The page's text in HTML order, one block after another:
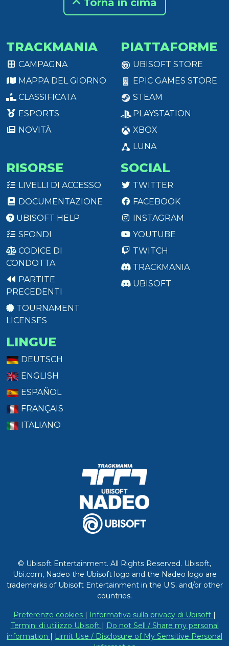
Torna in cima
TRACKMANIA
CAMPAGNA
MAPPA DEL GIORNO
CLASSIFICATA
ESPORTS
NOVITÀ
PIATTAFORME
UBISOFT STORE
EPIC GAMES STORE
STEAM
PLAYSTATION
XBOX
LUNA
RISORSE
LIVELLI DI ACCESSO
DOCUMENTAZIONE
UBISOFT HELP
SFONDI
CODICE DI
CONDOTTA
PARTITE
PRECEDENTI
TOURNAMENT
LICENSES
SOCIAL
TWITTER
FACEBOOK
INSTAGRAM
YOUTUBE
TWITCH
TRACKMANIA
UBISOFT
LINGUE
DEUTSCH
ENGLISH
ESPAÑOL
FRANÇAIS
ITALIANO
© Ubisoft Entertainment. All Rights Reserved. Ubisoft,
Ubi.com, Nadeo the Ubisoft logo and the Nadeo logo are
trademarks of Ubisoft Entertainment in the U.S. and/or other
countries.
Preferenze cookies Informativa sulla privacy di Ubisoft
Termini di utilizzo Ubisoft
Do not Sell / Share my personal
information
Limit Use / Disclosure of My Sensitive Personal